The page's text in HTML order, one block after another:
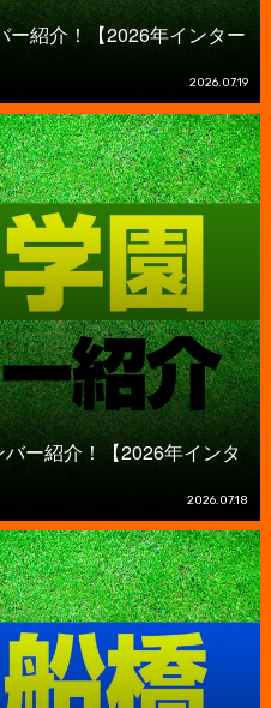
ー紹介！【2026年インター
2026.07.19
ー紹介！【2026年インタ
2026.07.18